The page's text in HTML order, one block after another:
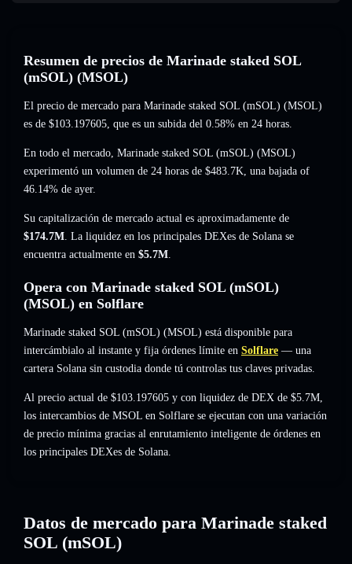
Resumen de precios de Marinade staked SOL
(mSOL) (MSOL)
El precio de mercado para Marinade staked SOL (mSOL) (MSOL)
es de $103.197605, que es un subida del 0.58% en 24 horas.
En todo el mercado, Marinade staked SOL (mSOL) (MSOL)
experimentó un volumen de 24 horas de $483.7K, una bajada of
46.14% de ayer.
Su capitalización de mercado actual es aproximadamente de
$174.7M. La liquidez en los principales DEXes de Solana se
encuentra actualmente en $5.7M.
Opera con Marinade staked SOL (mSOL)
(MSOL) en Solflare
Marinade staked SOL (mSOL) (MSOL) está disponible para
intercámbialo al instante y fija órdenes límite en Solflare — una
cartera Solana sin custodia donde tú controlas tus claves privadas.
Al precio actual de $103.197605 y con liquidez de DEX de $5.7M,
los intercambios de MSOL en Solflare se ejecutan con una variación
de precio mínima gracias al enrutamiento inteligente de órdenes en
los principales DEXes de Solana.
Datos de mercado para Marinade staked
SOL (mSOL)